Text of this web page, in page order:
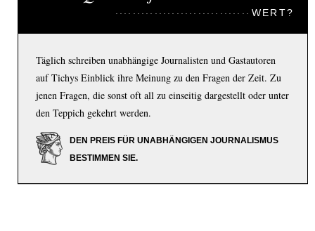
WERT?
Täglich schreiben unabhängige Journalisten und Gastautoren
auf Tichys Einblick ihre Meinung zu den Fragen der Zeit. Zu
jenen Fragen, die sonst oft all zu einseitig dargestellt oder unter
den Teppich gekehrt werden.
DEN PREIS FÜR UNABHÄNGIGEN JOURNALISMUS
BESTIMMEN SIE.